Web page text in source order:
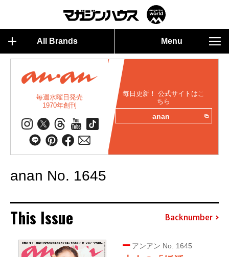
All Brands Menu
毎週水曜日発売
1970年創刊
毎日更新！ 公式サイトはこ
ちら
anan
anan No. 1645
This Issue Backnumber
アンアン No. 1645